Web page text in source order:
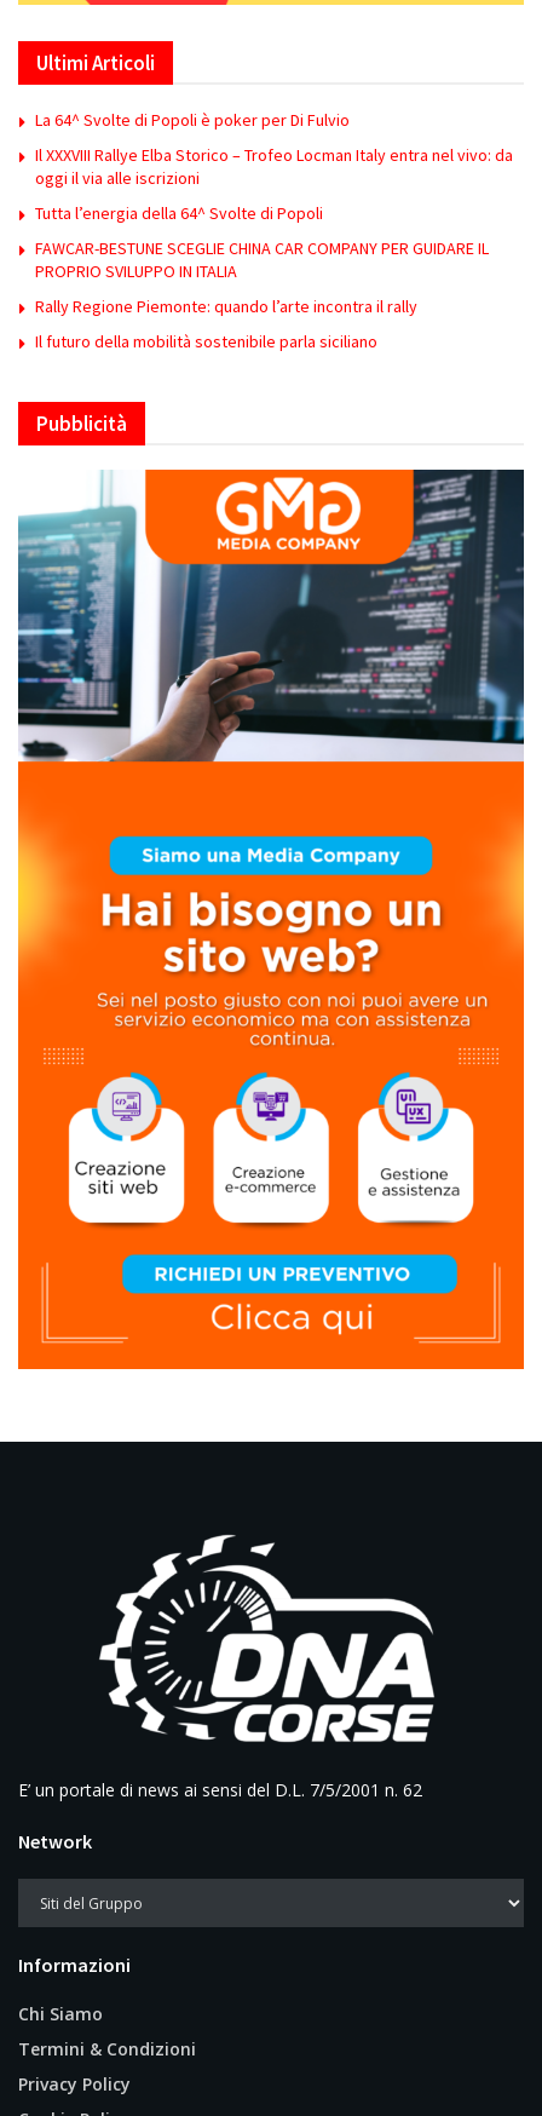
Ultimi Articoli
La 64^ Svolte di Popoli è poker per Di Fulvio
Il XXXVIII Rallye Elba Storico – Trofeo Locman Italy entra nel vivo: da
oggi il via alle iscrizioni
Tutta l’energia della 64^ Svolte di Popoli
FAWCAR-BESTUNE SCEGLIE CHINA CAR COMPANY PER GUIDARE IL
PROPRIO SVILUPPO IN ITALIA
Rally Regione Piemonte: quando l’arte incontra il rally
Il futuro della mobilità sostenibile parla siciliano
Pubblicità
E’ un portale di news ai sensi del D.L. 7/5/2001 n. 62
Network
Informazioni
Chi Siamo
Termini & Condizioni
Privacy Policy